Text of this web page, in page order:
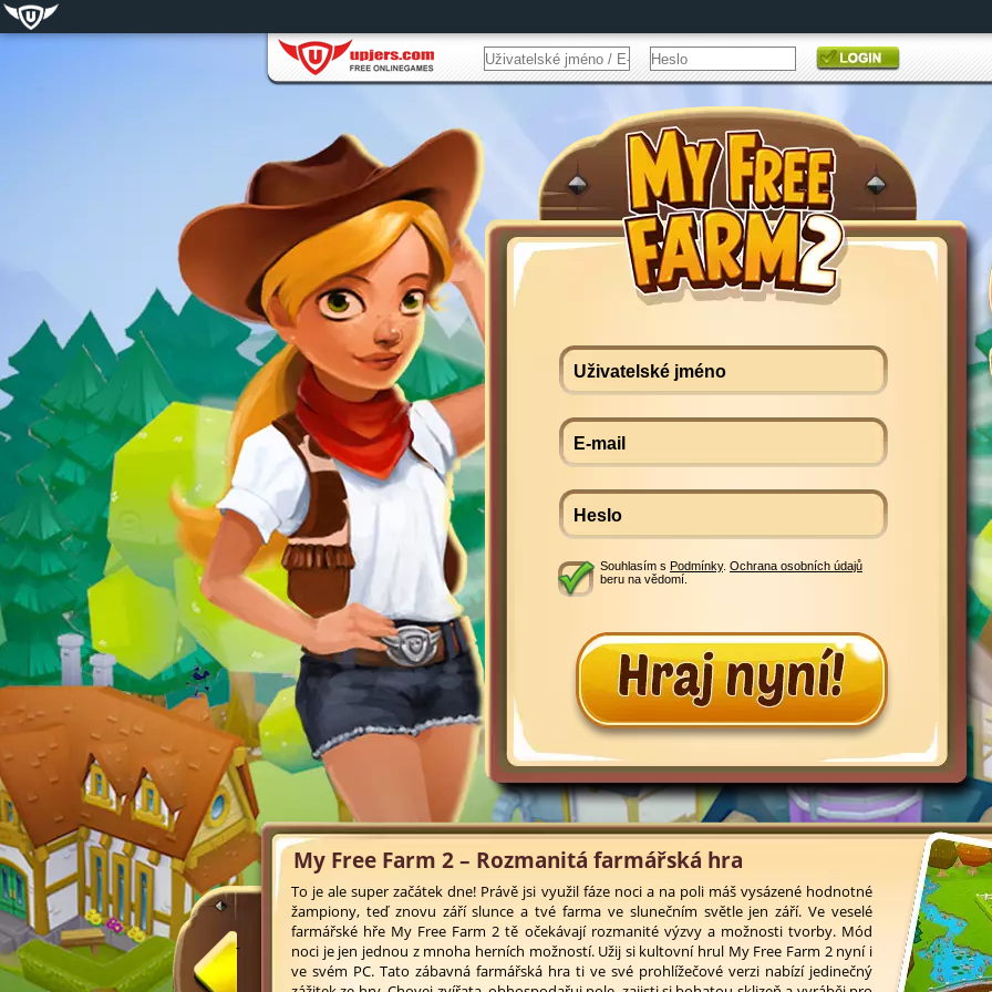
My Free Farm 2 – Rozmanitá farmářská hra
To je ale super začátek dne! Právě jsi využil fáze noci a na poli máš vysázené hodnotné
žampiony, teď znovu září slunce a tvé farma ve slunečním světle jen září. Ve veselé
farmářské hře My Free Farm 2 tě očekávají rozmanité výzvy a možnosti tvorby. Mód
noci je jen jednou z mnoha herních možností. Užij si kultovní hrul My Free Farm 2 nyní i
ve svém PC. Tato zábavná farmářská hra ti ve své prohlížečové verzi nabízí jedinečný
Souhlasím s Podmínky. Ochrana osobních údajů
beru na vědomí.